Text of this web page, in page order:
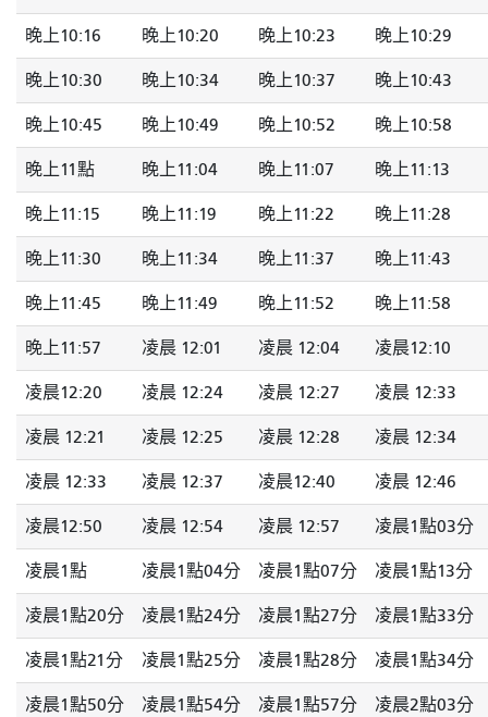
晚上10:16 晚上10:20 晚上10:23 晚上10:29
晚上10:30 晚上10:34 晚上10:37 晚上10:43
晚上10:45 晚上10:49 晚上10:52 晚上10:58
晚上11點 晚上11:04 晚上11:07 晚上11:13
晚上11:15 晚上11:19 晚上11:22 晚上11:28
晚上11:30 晚上11:34 晚上11:37 晚上11:43
晚上11:45 晚上11:49 晚上11:52 晚上11:58
晚上11:57 凌晨 12:01 凌晨 12:04 凌晨12:10
凌晨12:20 凌晨 12:24 凌晨 12:27 凌晨 12:33
凌晨 12:21 凌晨 12:25 凌晨 12:28 凌晨 12:34
凌晨 12:33 凌晨 12:37 凌晨12:40 凌晨 12:46
凌晨12:50 凌晨 12:54 凌晨 12:57 凌晨1點03分
凌晨1點 凌晨1點04分 凌晨1點07分 凌晨1點13分
凌晨1點20分 凌晨1點24分 凌晨1點27分 凌晨1點33分
凌晨1點21分 凌晨1點25分 凌晨1點28分 凌晨1點34分
凌晨1點50分 凌晨1點54分 凌晨1點57分 凌晨2點03分